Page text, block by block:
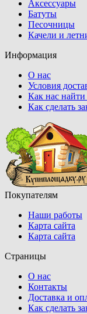
Аксессуары
Батуты
Песочницы
Качели и
Информация
О нас
Условия
Как нас
Как сделать
Покупателям
Наши работы
Карта сайта
Карта сайта
Страницы
О нас
Контакты
Доставка и
Как сделать